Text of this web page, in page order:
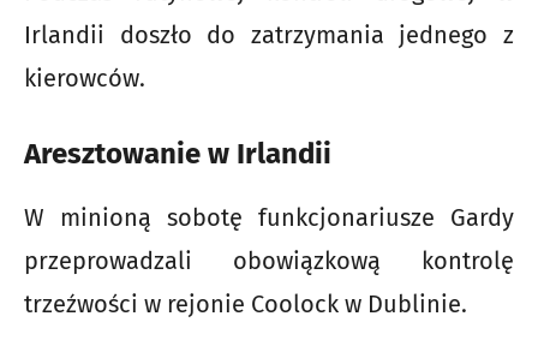
Irlandii doszło do zatrzymania jednego z
kierowców.
Aresztowanie w Irlandii
W minioną sobotę funkcjonariusze Gardy
przeprowadzali obowiązkową kontrolę
trzeźwości w rejonie Coolock w Dublinie.